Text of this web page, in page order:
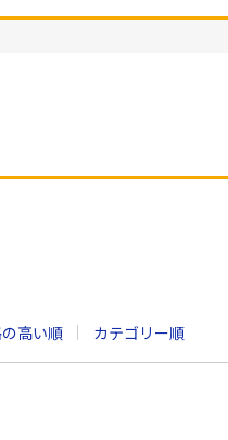
高い順 カテゴリー順